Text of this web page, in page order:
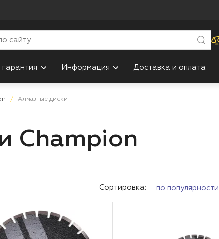
гарантия Информация Доставка и оплата
Алмазные диски
Champion
Сортировка: по популярности